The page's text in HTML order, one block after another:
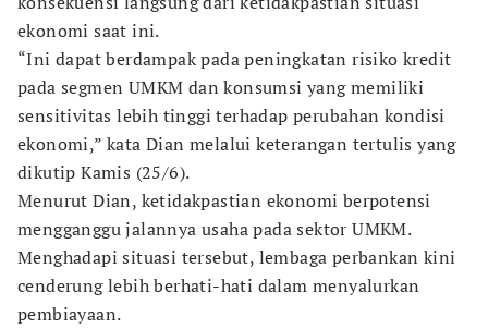
ekonomi saat ini.
“Ini dapat berdampak pada peningkatan risiko kredit
pada segmen UMKM dan konsumsi yang memiliki
sensitivitas lebih tinggi terhadap perubahan kondisi
ekonomi,” kata Dian melalui keterangan tertulis yang
dikutip Kamis (25/6).
Menurut Dian, ketidakpastian ekonomi berpotensi
mengganggu jalannya usaha pada sektor UMKM.
Menghadapi situasi tersebut, lembaga perbankan kini
cenderung lebih berhati-hati dalam menyalurkan
pembiayaan.